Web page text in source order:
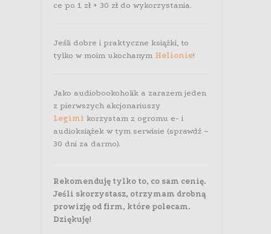
ce po 1 zł + 30 zł do wykorzystania.
Jeśli dobre i praktyczne książki, to
tylko w moim ukochanym Helionie!
Jako audiobookoholik a zarazem jeden
z pierwszych akcjonariuszy
Legimi korzystam z ogromu e- i
audioksiążek w tym serwisie (sprawdź –
30 dni za darmo).
Rekomenduję tylko to, co sam cenię.
Jeśli skorzystasz, otrzymam drobną
prowizję od firm, które polecam.
Dziękuję!